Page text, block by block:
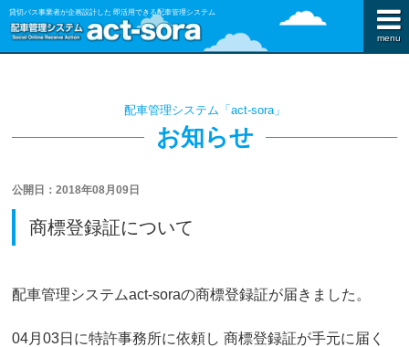
menu
貸切バス事業者が企画設計した 即活用できる配車管理システム
配車管理システム「act-sora」
お知らせ
公開日：2018年08月09日
商標登録証について
配車管理システムact-soraの商標登録証が届きました。
04月03日に特許事務所に依頼し 商標登録証が手元に届く